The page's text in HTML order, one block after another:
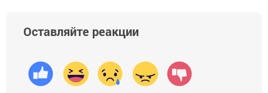
Оставляйте реакции